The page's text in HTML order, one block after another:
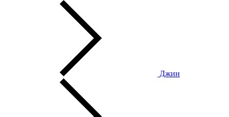
Джин